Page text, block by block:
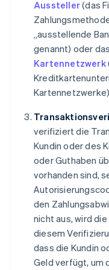
Aussteller(das
„ausstellende
genannt) oder
Kartennetzwerk
verifiziert die
Kundin oder des
oder Guthaben
vorhanden sind,
den
nicht aus, wird
diesem
dass die Kundin
Geld verfügt, um